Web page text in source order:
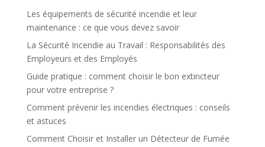
Les équipements de sécurité incendie et leur
maintenance : ce que vous devez savoir
La Sécurité Incendie au Travail : Responsabilités des
Employeurs et des Employés
Guide pratique : comment choisir le bon extincteur
pour votre entreprise ?
Comment prévenir les incendies électriques : conseils
et astuces
Comment Choisir et Installer un Détecteur de Fumée